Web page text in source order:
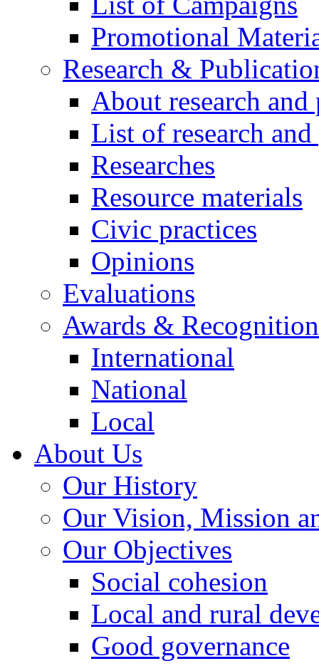
Promotional
Research &
About research
List of research
Researches
Resource materials
Civic practices
Opinions
Evaluations
Awards &
International
National
Local
About Us
Our History
Our Vision, Mission
Our Objectives
Social cohesion
Local and rural
Good governance